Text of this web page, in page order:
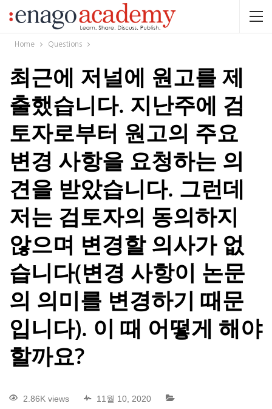
Home Questions
최근에 저널에 원고를 제
출했습니다. 지난주에 검
토자로부터 원고의 주요
변경 사항을 요청하는 의
견을 받았습니다. 그런데
저는 검토자의 동의하지
않으며 변경할 의사가 없
습니다(변경 사항이 논문
의 의미를 변경하기 때문
입니다). 이 때 어떻게 해야
할까요?
2.86K views 11월 10, 2020